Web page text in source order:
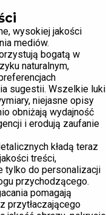
wysokiej jakości
mediów.
bogatą w
naturalnym,
sugestii. Wszelkie luki
niejasne opisy
obniżają wydajność
i erodują zaufanie
kładą teraz
treści,
tylko do personalizacji
przychodzącego.
pomagają
przytłaczającego